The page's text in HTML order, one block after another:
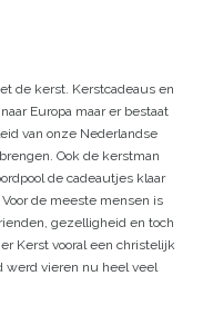
de kerst. Kerstcadeaus en
Europa maar er bestaat
van onze Nederlandse
Ook de kerstman
de cadeautjes klaar
de meeste mensen is
gezelligheid en toch
Kerst vooral een christelijk
werd vieren nu heel veel